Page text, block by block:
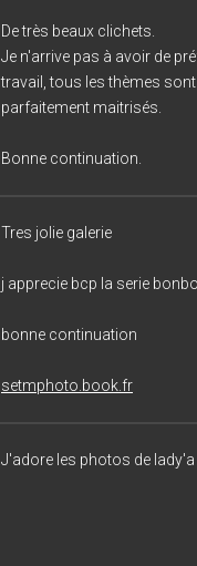
De très beaux clichets.
Je n'arrive pas à avoir de
travail, tous les thèmes
parfaitement maitrisés.
Bonne continuation.
Tres jolie galerie
j apprecie bcp la serie
bonne continuation
setmphoto.book.fr
J'adore les photos de